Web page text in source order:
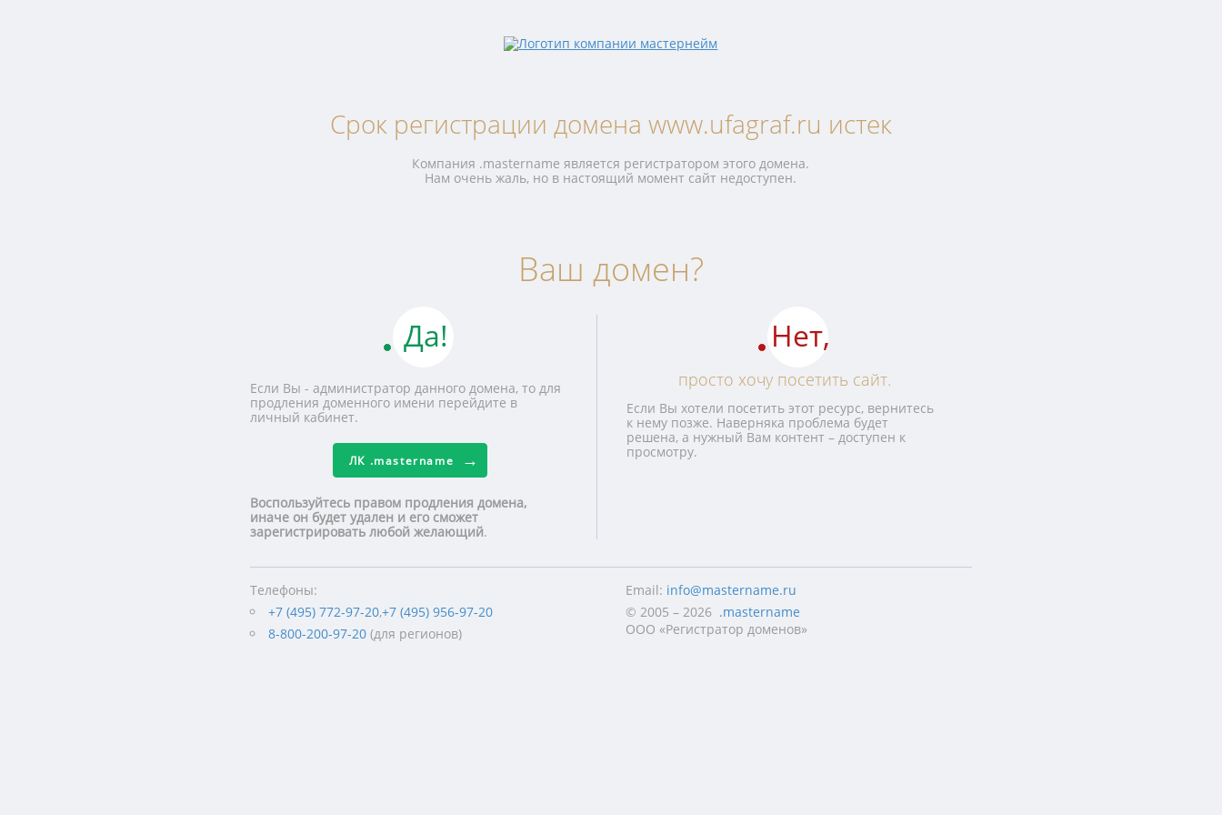
Срок регистрации домена www.ufagraf.ru истек
Компания .mastername является регистратором этого домена.
Нам очень жаль, но в настоящий момент сайт недоступен.
Ваш домен?
Да!
Если Вы - администратор данного домена, то для
продления доменного имени перейдите в
личный кабинет.
ЛК .mastername
Воспользуйтесь правом продления домена,
иначе он будет удален и его сможет
зарегистрировать любой желающий.
Нет,
просто хочу посетить сайт.
Если Вы хотели посетить этот ресурс, вернитесь
к нему позже. Наверняка проблема будет
решена, а нужный Вам контент – доступен к
просмотру.
Телефоны:
+7 (495) 772-97-20,+7 (495) 956-97-20
8-800-200-97-20 (для регионов)
Email: info@mastername.ru
© 2005 – 2026 .mastername
ООО «Регистратор доменов»